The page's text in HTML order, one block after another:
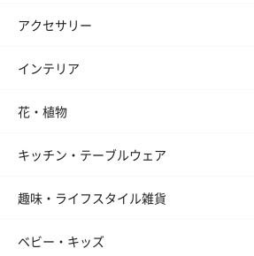
リラックスグッズを同梱してお届けします。
アクセサリー
インテリア
花・植物
キッチン・テーブルウェア
趣味・ライフスタイル雑貨
ベビー・キッズ